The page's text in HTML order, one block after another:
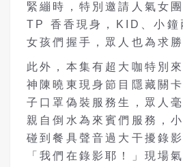
緊繃時，特別邀請人氣女
TP 香香現身，KID、小鐘
女孩們握手，眾人也為求
此外，本集有超大咖特別
神陳曉東現身節目隱藏關
子口罩偽裝服務生，眾人
親自倒水為來賓們服務，
碰到餐具聲音過大干擾錄
「我們在錄影耶！」現場